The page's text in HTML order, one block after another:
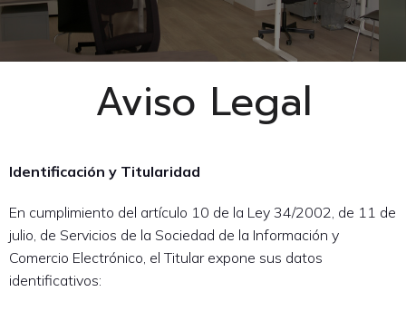
Aviso Legal
Identificación y Titularidad
En cumplimiento del artículo 10 de la Ley 34/2002, de 11 de
julio, de Servicios de la Sociedad de la Información y
Comercio Electrónico, el Titular expone sus datos
identificativos: